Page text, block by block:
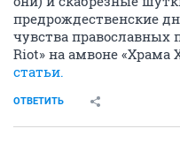
предрождественские
чувства православных
Riot» на амвоне «Храма
статьи.
ОТВЕТИТЬ